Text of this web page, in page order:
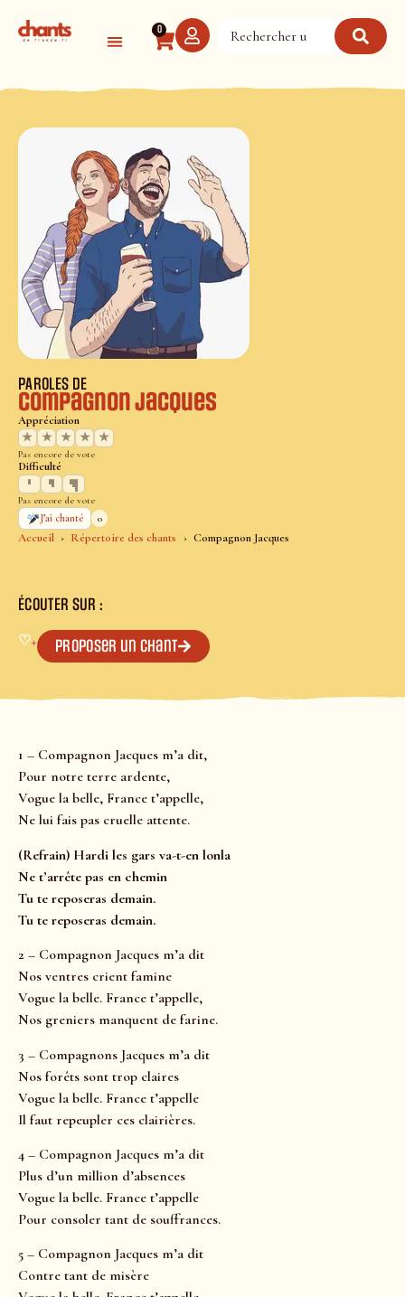
0
Accueil Répertoire des chants Compagnon Jacques
PAROLES DE
Compagnon Jacques
Appréciation
★
★ ★ ★ ★
Pas encore de vote
Difficulté
Pas encore de vote
J’ai chanté
0
ÉCOUTER SUR :
♡+ Proposer un chant
1 – Compagnon Jacques m’a dit,
Pour notre terre ardente,
Vogue la belle, France t’appelle,
Ne lui fais pas cruelle attente.
(Refrain) Hardi les gars va-t-en lonla
Ne t’arrête pas en chemin
Tu te reposeras demain.
Tu te reposeras demain.
2 – Compagnon Jacques m’a dit
Nos ventres crient famine
Vogue la belle. France t’appelle,
Nos greniers manquent de farine.
3 – Compagnons Jacques m’a dit
Nos forêts sont trop claires
Vogue la belle. France t’appelle
Il faut repeupler ces clairières.
4 – Compagnon Jacques m’a dit
Plus d’un million d’absences
Vogue la belle. France t’appelle
Pour consoler tant de souffrances.
5 – Compagnon Jacques m’a dit
Contre tant de misère